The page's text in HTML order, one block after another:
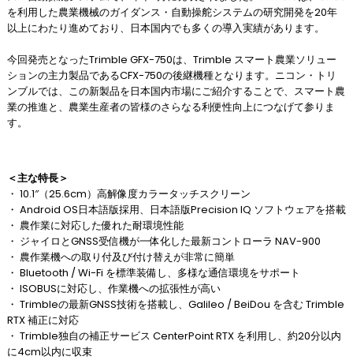
を利用した農業機械のガイダンス・自動操舵システムの研究開発を20年
以上にわたり進めており、日本国内でも多くの導入実績があります。
今回発売となったTrimble GFX-750は、Trimble スマート農業ソリュー
ションの主力製品であるCFX-750の後継機種となります。ニコン・トリ
ンブルでは、この新製品を日本国内市場にご紹介することで、スマート農
業の推進と、農業生産者の皆様のさらなる利便性向上につなげて参りま
す。
＜主な特長＞
・ 10.1″（25.6cm）高解像度カラータッチスクリーン
・ Android OS日本語版採用、日本語版Precision IQ ソフトウェアを搭載
・ 農作業に対応した優れた耐環境性能
・ ジャイロとGNSS受信機が一体化した最新コントローラ NAV-900
・ 農作業機への取り付及び付け替えが非常に簡単
・ Bluetooth / Wi-Fi を標準装備し、多様な通信環境をサポート
・ ISOBUSに対応し、作業機への拡張性が高い
・ Trimbleの最新GNSS技術を搭載し、Galileo / BeiDou を含む Trimble
RTX 補正に対応
・ Trimble独自の補正サービス CenterPoint RTX を利用し、約20分以内
に4cm以内に収束